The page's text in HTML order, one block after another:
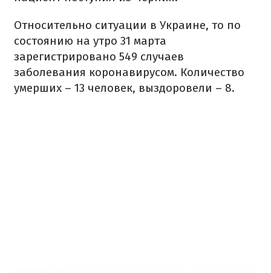
Относительно ситуации в Украине, то по
состоянию на утро 31 марта
зарегистрировано 549 случаев
заболевания коронавирусом. Количество
умерших – 13 человек, выздоровели – 8.